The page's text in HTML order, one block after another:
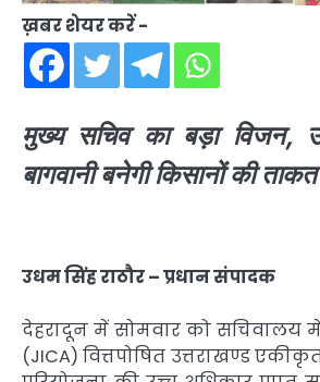
ख़बर शेयर करें -
मुख्य सचिव का बड़ा विजन,
बागवानी बनेगी किसानों की
उधम सिंह राठौर – प्रधान संपादक
देहरादून में सोमवार को सचिवालय
(JICA) वित्तपोषित उत्तराखण्ड